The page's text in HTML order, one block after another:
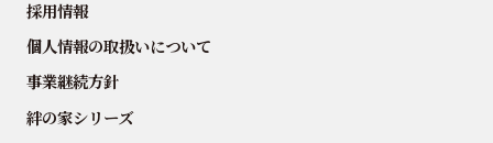
採用情報
個人情報の取扱いについて
事業継続方針
絆の家シリーズ